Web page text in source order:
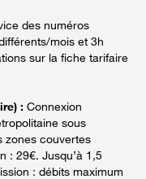
des numéros
mois et 3h
sur la fiche tarifaire
: Connexion
sous
zones couvertes
: 29€. Jusqu’à 1,5
: débits maximum